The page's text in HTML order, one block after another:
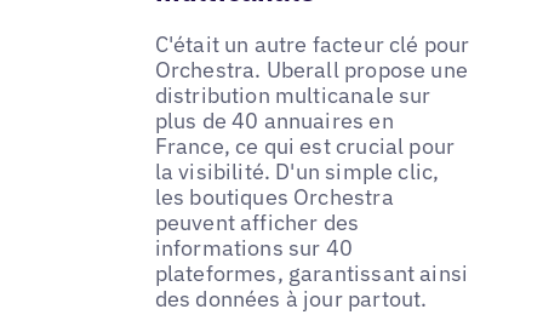
C'était un autre facteur clé pour
Orchestra. Uberall propose une
distribution multicanale sur
plus de 40 annuaires en
France, ce qui est crucial pour
la visibilité. D'un simple clic,
les boutiques Orchestra
peuvent afficher des
informations sur 40
plateformes, garantissant ainsi
des données à jour partout.